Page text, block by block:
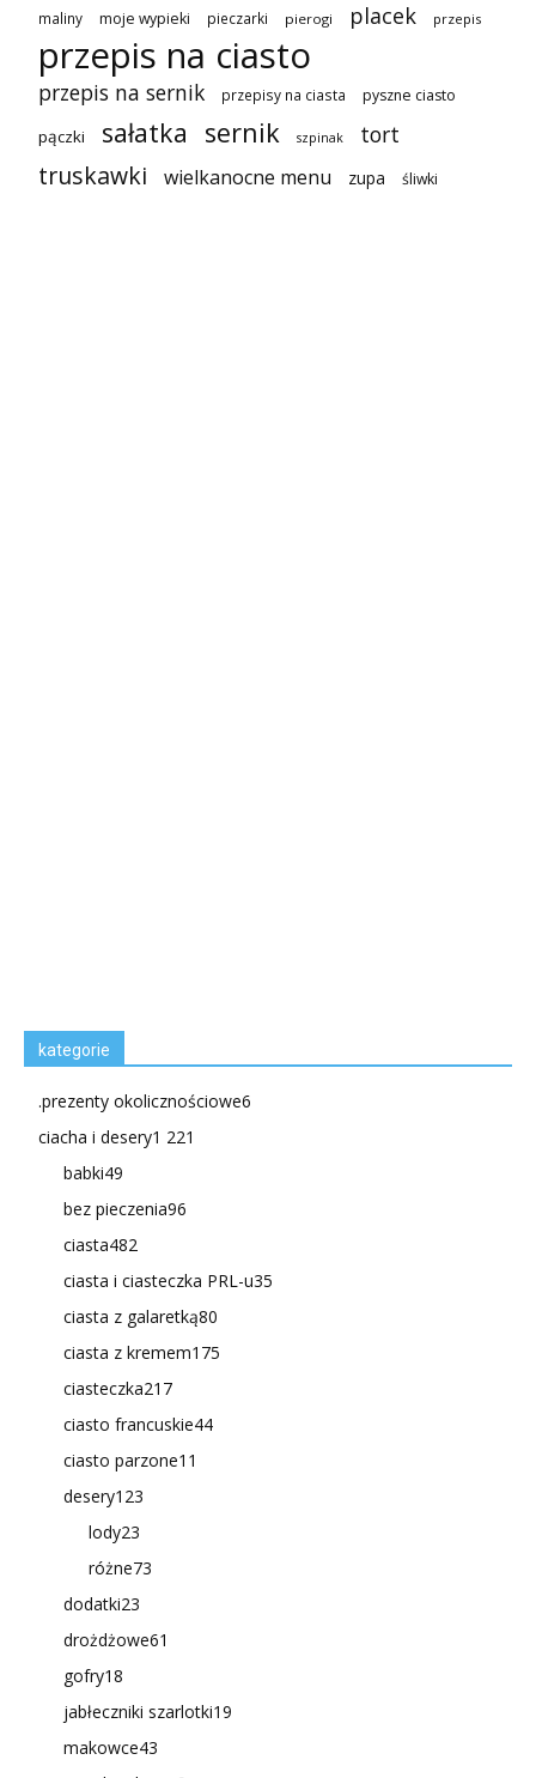
maliny moje wypieki pieczarki pierogi placek przepis
przepis na ciasto
przepis na sernik przepisy na ciasta pyszne ciasto
pączki sałatka sernik szpinak tort
truskawki wielkanocne menu zupa śliwki
kategorie
.prezenty okolicznościowe6
ciacha i desery1 221
babki49
bez pieczenia96
ciasta482
ciasta i ciasteczka PRL-u35
ciasta z galaretką80
ciasta z kremem175
ciasteczka217
ciasto francuskie44
ciasto parzone11
desery123
lody23
różne73
dodatki23
drożdżowe61
gofry18
jabłeczniki szarlotki19
makowce43